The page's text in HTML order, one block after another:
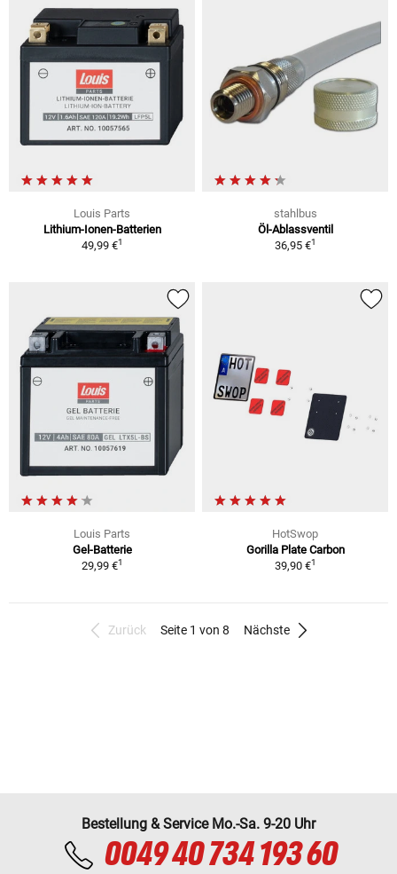
Louis Parts
Lithium-Ionen-Batterien
49,99 €1
stahlbus
Öl-Ablassventil
36,95 €1
Louis Parts
Gel-Batterie
29,99 €1
HotSwop
Gorilla Plate Carbon
39,90 €1
Zurück Seite 1 von 8 Nächste
Bestellung & Service Mo.-Sa. 9-20 Uhr
0049 40 734 193 60